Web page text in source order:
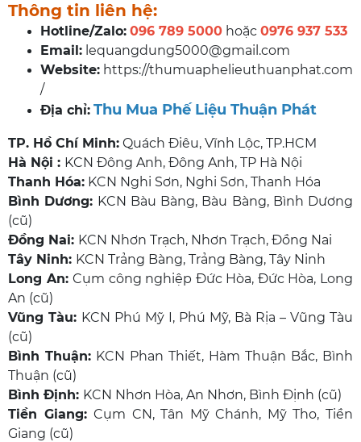
Thông tin liên hệ:
Hotline/Zalo: 096 789 5000 hoặc 0976 937 533
Email: lequangdung5000@gmail.com
Website: https://thumuaphelieuthuanphat.com
/
Địa chỉ: Thu Mua Phế Liệu Thuận Phát
TP. Hồ Chí Minh: Quách Điêu, Vĩnh Lộc, TP.HCM
Hà Nội : KCN Đông Anh, Đông Anh, TP Hà Nội
Thanh Hóa: KCN Nghi Sơn, Nghi Sơn, Thanh Hóa
Bình Dương: KCN Bàu Bàng, Bàu Bàng, Bình Dương
(cũ)
Đồng Nai: KCN Nhơn Trạch, Nhơn Trạch, Đồng Nai
Tây Ninh: KCN Trảng Bàng, Trảng Bàng, Tây Ninh
Long An:Cụm công nghiệp Đức Hòa, Đức Hòa, Long
An (cũ)
Vũng Tàu: KCN Phú Mỹ I, Phú Mỹ, Bà Rịa – Vũng Tàu
(cũ)
Bình Thuận: KCN Phan Thiết, Hàm Thuận Bắc, Bình
Thuận (cũ)
Bình Định: KCN Nhơn Hòa, An Nhơn, Bình Định (cũ)
Tiền Giang:Cụm CN, Tân Mỹ Chánh, Mỹ Tho, Tiền
Giang (cũ)